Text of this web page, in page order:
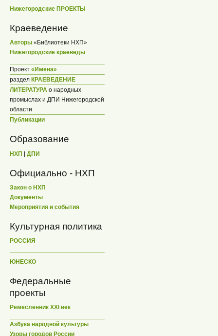
Нижегородские ПРОЕКТЫ
Краеведение
Авторы «Библиотеки НХП»
Нижегородские краеведы
Проект «Имена»
раздел КРАЕВЕДЕНИЕ
ЛИТЕРАТУРА о народных
промыслах и ДПИ Нижегородской
области
Публикации
Образование
НХП | ДПИ
Официально - НХП
Закон о НХП
Документы
Мероприятия и события
Культурная политика
РОССИЯ
ЮНЕСКО
Федеральные
проекты
Ремесленник XXI век
Азбука народной культуры
Узоры городов России